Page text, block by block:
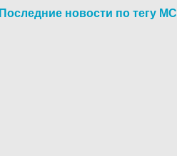
Последние новости по тегу